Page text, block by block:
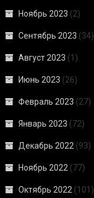
Ноябрь 2023 (2)
Сентябрь 2023 (34)
Август 2023 (1)
Июнь 2023 (26)
Февраль 2023 (27)
Январь 2023 (72)
Декабрь 2022 (93)
Ноябрь 2022 (77)
Октябрь 2022 (101)